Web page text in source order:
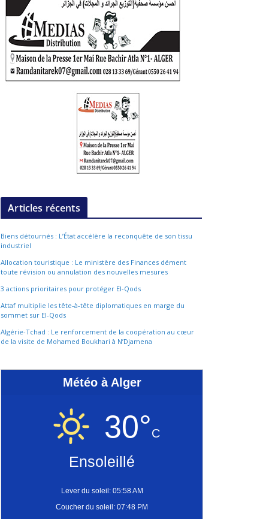
Articles récents
Biens détournés : L’État accélère la reconquête de son tissu
industriel
Allocation touristique : Le ministère des Finances dément
toute révision ou annulation des nouvelles mesures
3 actions prioritaires pour protéger El-Qods
Attaf multiplie les tête-à-tête diplomatiques en marge du
sommet sur El-Qods
Algérie-Tchad : Le renforcement de la coopération au cœur
de la visite de Mohamed Boukhari à N’Djamena
Météo à Alger
30°C
Ensoleillé
Lever du soleil: 05:58 AM
Coucher du soleil: 07:48 PM